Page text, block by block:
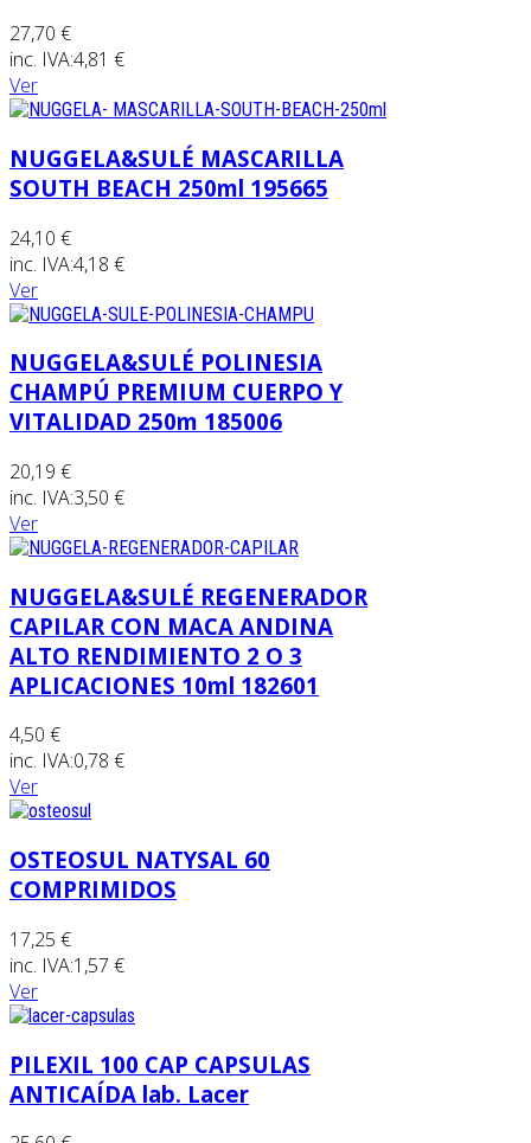
27,70 €
inc. IVA:4,81 €
Ver
NUGGELA&SULÉ MASCARILLA
SOUTH BEACH 250ml 195665
24,10 €
inc. IVA:4,18 €
Ver
NUGGELA&SULÉ POLINESIA
CHAMPÚ PREMIUM CUERPO Y
VITALIDAD 250m 185006
20,19 €
inc. IVA:3,50 €
Ver
NUGGELA&SULÉ REGENERADOR
CAPILAR CON MACA ANDINA
ALTO RENDIMIENTO 2 O 3
APLICACIONES 10ml 182601
4,50 €
inc. IVA:0,78 €
Ver
OSTEOSUL NATYSAL 60
COMPRIMIDOS
17,25 €
inc. IVA:1,57 €
Ver
PILEXIL 100 CAP CAPSULAS
ANTICAÍDA lab. Lacer